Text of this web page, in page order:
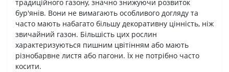
традиційного газону, значно знижуючи розвиток
бур'янів. Вони не вимагають особливого догляду та
часто мають набагато більшу декоративну цінність, ніж
звичайний газон. Більшість цих рослин
характеризуються пишним цвітінням або мають
різнобарвне листя або пагони. Їх не потрібно часто
косити.